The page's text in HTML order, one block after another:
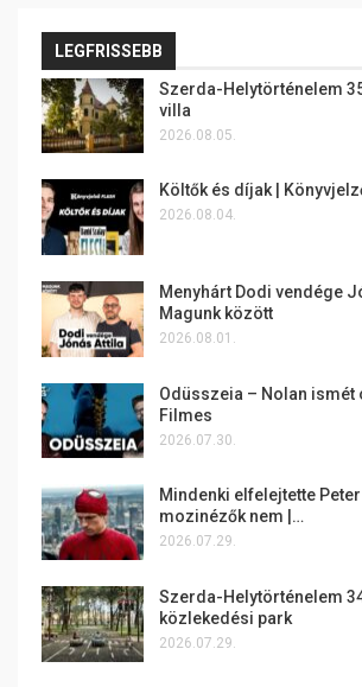
LEGFRISSEBB
Szerda-Helytörténelem
villa
2026.08.05.
Költők és díjak |
2026.08.04.
Menyhárt Dodi vendége
Magunk között
2026.08.01.
Odüsszeia – Nolan ismét
Filmes
2026.07.30.
Mindenki elfelejtette
mozinézők nem |…
2026.07.29.
Szerda-Helytörténelem
közlekedési park
2026.07.29.